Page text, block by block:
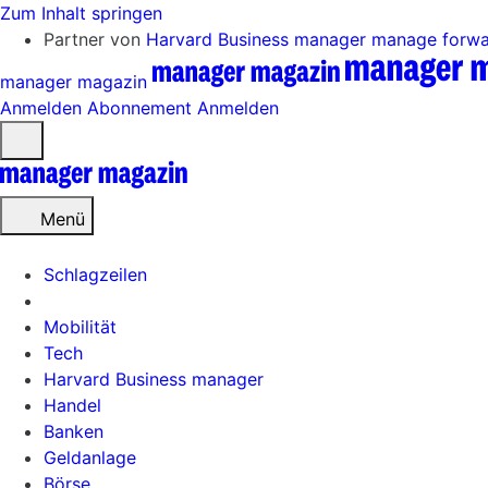
Zum Inhalt springen
Partner von Harvard Business manager manage
manager magazin
Anmelden Abonnement Anmelden
öffnen
Menü
Schlagzeilen
Mobilität
Tech
Harvard Business manager
Handel
Banken
Geldanlage
Börse